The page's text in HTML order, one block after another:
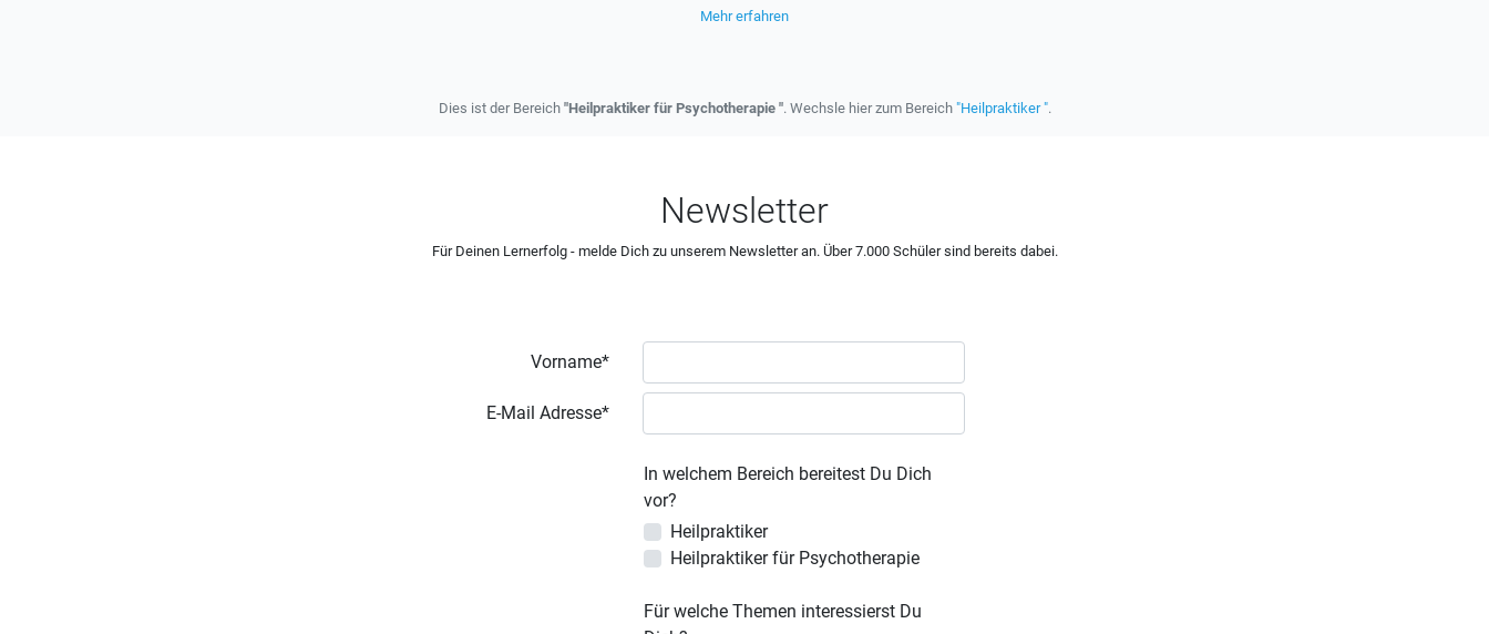
Mehr erfahren
Dies ist der Bereich "Heilpraktiker für Psychotherapie ". Wechsle hier zum Bereich "Heilpraktiker ".
Newsletter
Für Deinen Lernerfolg - melde Dich zu unserem Newsletter an. Über 7.000 Schüler sind bereits dabei.
Vorname*
E-Mail Adresse*
In welchem Bereich bereitest Du Dich
vor?
Heilpraktiker
Heilpraktiker für Psychotherapie
Für welche Themen interessierst Du